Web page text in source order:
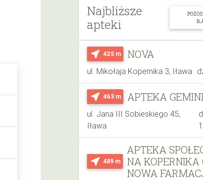
Najbliższe
apteki
near_me 425 m NOVA
ul. Mikołaja Kopernika 3, Iława
near_me 463 m APTEKA GEMINI
ul. Jana III Sobieskiego 45,
Iława
near_me 489 m
APTEKA
NA KOPERNIKA
NOWA